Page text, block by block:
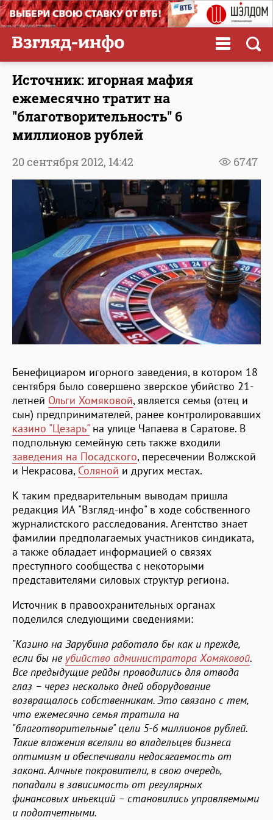
Источник: игорная мафия
ежемесячно тратит на
"благотворительность" 6
миллионов рублей
6747
20 сентября 2012, 14:42
Бенефициаром игорного заведения, в котором 18
сентября было совершено зверское убийство 21-
летней Ольги Хомяковой, является семья (отец и
сын) предпринимателей, ранее контролировавших
казино "Цезарь" на улице Чапаева в Саратове. В
подпольную семейную сеть также входили
заведения на Посадского, пересечении Волжской
и Некрасова, Соляной и других местах.
К таким предварительным выводам пришла
редакция ИА "Взгляд-инфо" в ходе собственного
журналистского расследования. Агентство знает
фамилии предполагаемых участников синдиката,
а также обладает информацией о связях
преступного сообщества с некоторыми
представителями силовых структур региона.
Источник в правоохранительных органах
поделился следующими сведениями:
"Казино на Зарубина работало бы как и прежде,
если бы не убийство администратора Хомяковой.
Все предыдущие рейды проводились для отвода
глаз – через несколько дней оборудование
возвращалось собственникам. Это связано с тем,
что ежемесячно семья тратила на
"благотворительные" цели 5-6 миллионов рублей.
Такие вложения вселяли во владельцев бизнеса
оптимизм и обеспечивали недосягаемость от
закона. Алчные покровители, в свою очередь,
попадали в зависимость от регулярных
финансовых инъекций – становились управляемыми
и подотчетными.